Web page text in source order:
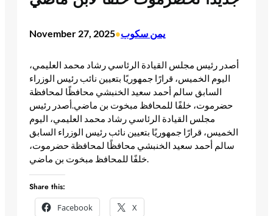
November 27, 2025•يمن سكوب
أصدر رئيس مجلس القيادة الرئاسي رشاد محمد العليمي،
اليوم الخميس، قرارًا جمهوريًا بتعيين نائب رئيس الوزراء
السابق سالم أحمد سعيد الخنبشي محافظًا لمحافظة
حضرموت، خلفًا للمحافظ مبخوت بن ماضي.​أصدر رئيس
مجلس القيادة الرئاسي رشاد محمد العليمي، اليوم
الخميس، قرارًا جمهوريًا بتعيين نائب رئيس الوزراء السابق
سالم أحمد سعيد الخنبشي محافظًا لمحافظة حضرموت،
خلفًا للمحافظ مبخوت بن ماضي.
Share this:
Facebook
X